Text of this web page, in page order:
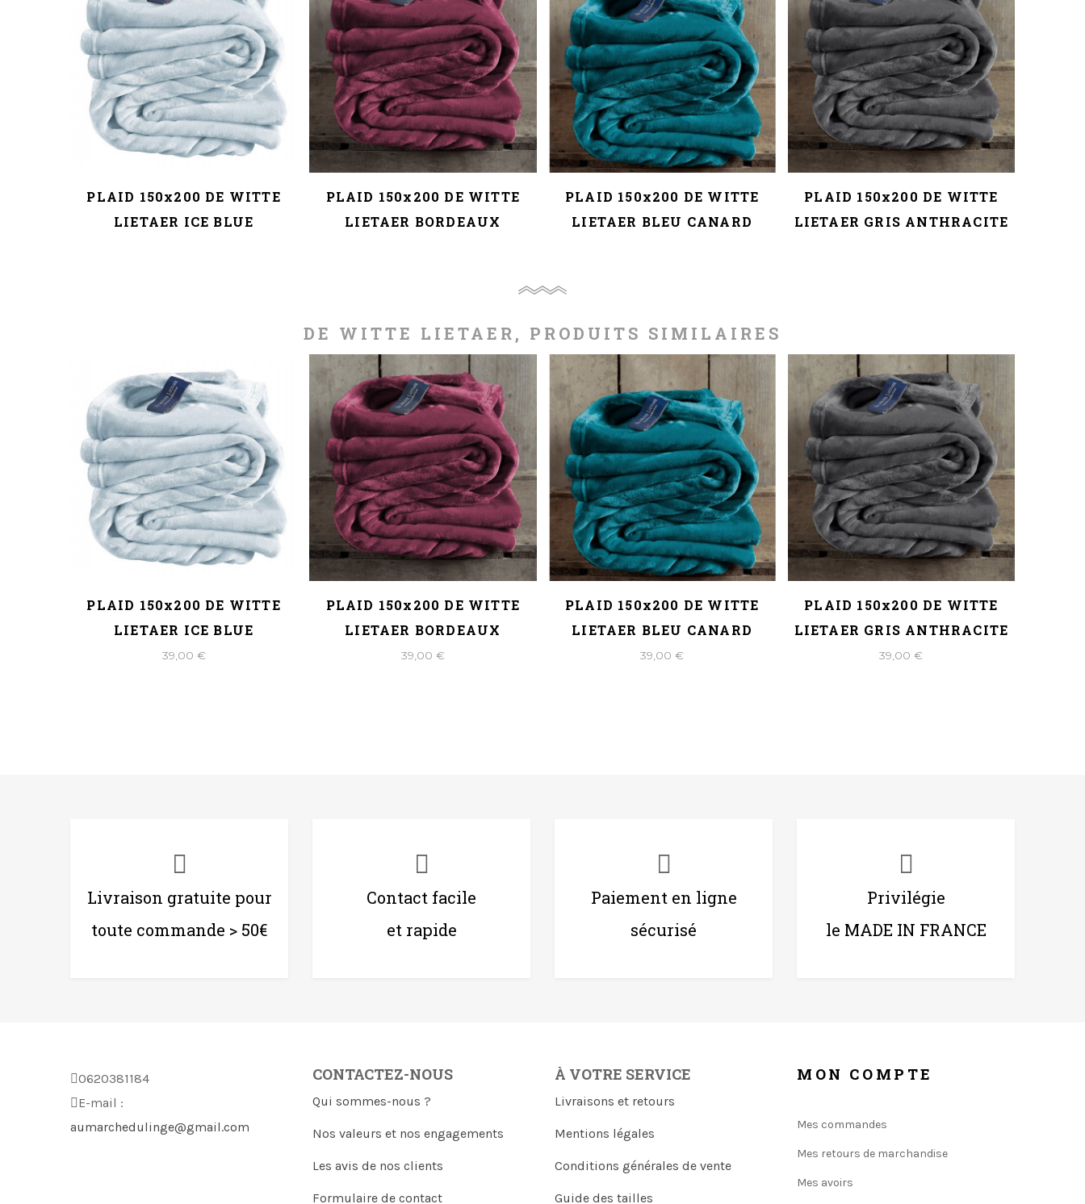
PLAID 150x200 DE WITTE
LIETAER ICE BLUE
PLAID 150x200 DE WITTE
LIETAER BORDEAUX
PLAID 150x200 DE WITTE
LIETAER BLEU CANARD
PLAID 150x200 DE WITTE
LIETAER GRIS ANTHRACITE
DE WITTE LIETAER, PRODUITS SIMILAIRES
PLAID 150x200 DE WITTE
LIETAER ICE BLUE
39,00 €
PLAID 150x200 DE WITTE
LIETAER BORDEAUX
39,00 €
PLAID 150x200 DE WITTE
LIETAER BLEU CANARD
39,00 €
PLAID 150x200 DE WITTE
LIETAER GRIS ANTHRACITE
39,00 €
Livraison gratuite pour
toute commande > 50€
Contact facile
et rapide
Paiement en ligne
sécurisé
Privilégie
le MADE IN FRANCE
0620381184
E-mail :
aumarchedulinge@gmail.com
CONTACTEZ-NOUS
Qui sommes-nous ?
Nos valeurs et nos engagements
Les avis de nos clients
Formulaire de contact
À VOTRE SERVICE
Livraisons et retours
Mentions légales
Conditions générales de vente
Guide des tailles
MON COMPTE
Mes commandes
Mes retours de marchandise
Mes avoirs